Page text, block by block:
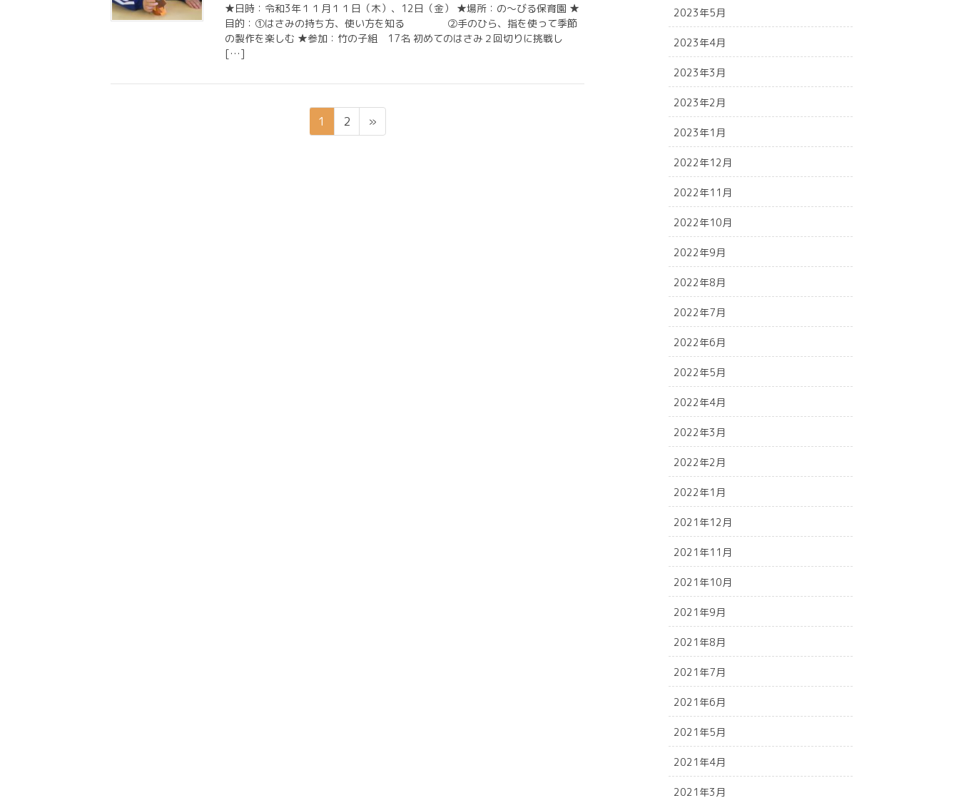
★日時：令和3年１１月１１日（木）、12日（金） ★場所：の～びる保育園 ★
目的：①はさみの持ち方、使い方を知る ②手のひら、指を使って季節
の製作を楽しむ ★参加：竹の子組 17名 初めてのはさみ２回切りに挑戦し
[…]
ペ
ー
1
ペ
ー
2 »
2023年5月
2023年4月
2023年3月
2023年2月
2023年1月
2022年12月
2022年11月
2022年10月
2022年9月
2022年8月
2022年7月
2022年6月
2022年5月
2022年4月
2022年3月
2022年2月
2022年1月
2021年12月
2021年11月
2021年10月
2021年9月
2021年8月
2021年7月
2021年6月
2021年5月
2021年4月
2021年3月